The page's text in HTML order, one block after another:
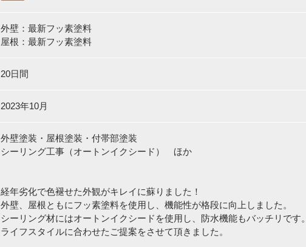
外壁：最新フッ素塗料
屋根：最新フッ素塗料
20日間
2023年10月
外壁塗装・屋根塗装・付帯部塗装
シーリング工事（オートンイクシード） ほか
経年劣化で色褪せた外観がキレイに蘇りました！
外壁、屋根ともにフッ素塗料を使用し、機能性が格段に向上しました。
シーリング材にはオートンイクシードを使用し、防水機能もバッチリです
ライフスタイルに合わせたご提案をさせて頂きました。